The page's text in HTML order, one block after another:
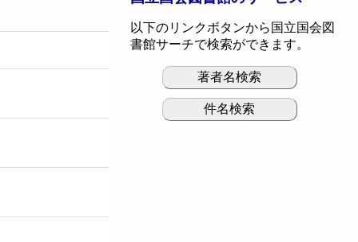
以下のリンクボタンから国立国会図
書館サーチで検索ができます。
著者名検索
件名検索